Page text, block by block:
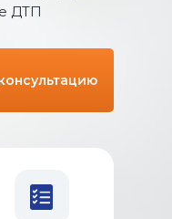
ДТП